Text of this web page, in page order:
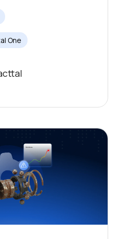
One